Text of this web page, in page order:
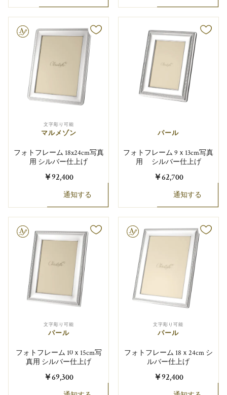
文字彫り可能
マルメゾン
フォトフレーム 18x24cm写真
用 シルバー仕上げ
￥92,400
通知する
パール
フォトフレーム 9ｘ13cm写真
用 シルバー仕上げ
￥62,700
通知する
文字彫り可能
パール
フォトフレーム 10ｘ15cm写
真用 シルバー仕上げ
￥69,300
文字彫り可能
文字彫り可能
パール
フォトフレーム 18ｘ24cm シ
ルバー仕上げ
￥92,400